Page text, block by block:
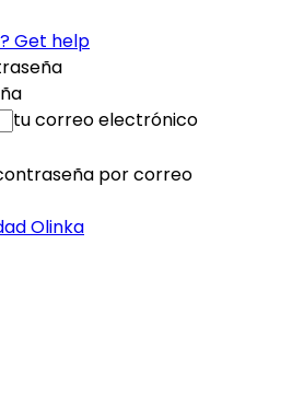
Get help
tu correo electrónico
por correo